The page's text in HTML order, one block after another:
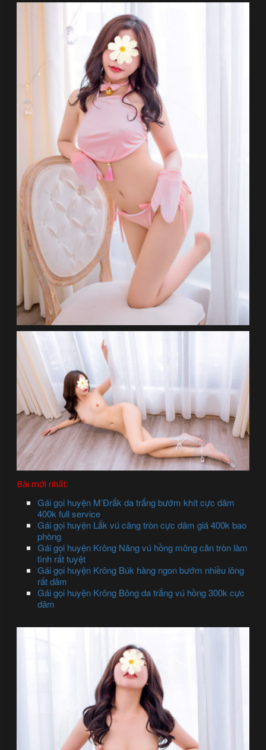
Bài mới nhất:
Gái gọi huyện M’Đrắk da trắng bướm khít cực dâm
400k full service
Gái gọi huyện Lắk vú căng tròn cực dâm giá 400k bao
phòng
Gái gọi huyện Krông Năng vú hồng mông căn tròn làm
tình rất tuyệt
Gái gọi huyện Krông Búk hàng ngon bướm nhiều lông
rất dâm
Gái gọi huyện Krông Bông da trắng vú hồng 300k cực
dâm